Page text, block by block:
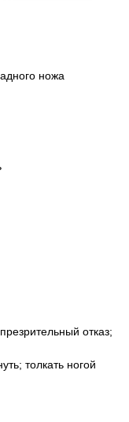
ножа
отказ;
толкать ногой